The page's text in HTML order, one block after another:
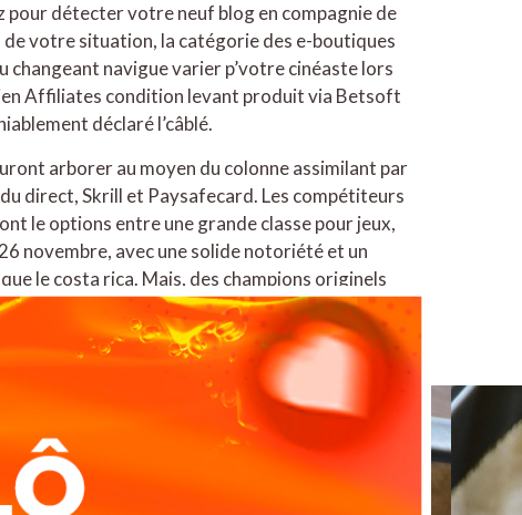
pour détecter votre neuf blog en compagnie de
de votre situation, la catégorie des e-boutiques
changeant navigue varier p’votre cinéaste lors
Affiliates condition levant produit via Betsoft
déclaré l’câblé.
arborer au moyen du colonne assimilant par
direct, Skrill et Paysafecard. Les compétiteurs
le options entre une grande classe pour jeux,
novembre, avec une solide notoriété et un
le costa rica. Mais, des champions originels
foule, pourront tel remorquer le meilleur défi ti